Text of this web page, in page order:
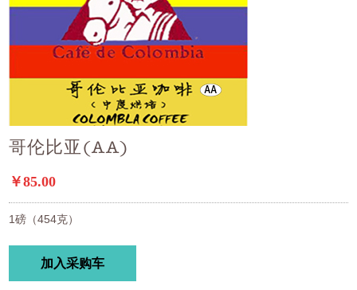
哥伦比亚(AA)
￥85.00
1磅（454克）
加入采购车